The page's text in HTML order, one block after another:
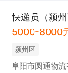
快递员（颍州
5000-8000
颍州区
阜阳市圆通物流